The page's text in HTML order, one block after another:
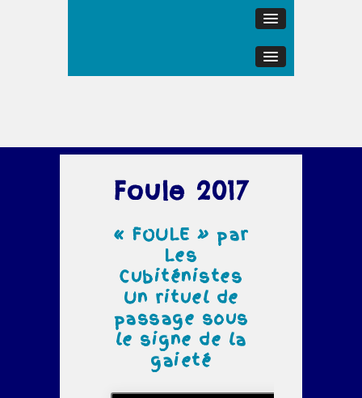
Foule 2017
« FOULE » par
Les
Cubiténistes
Un rituel de
passage sous
le signe de la
gaieté